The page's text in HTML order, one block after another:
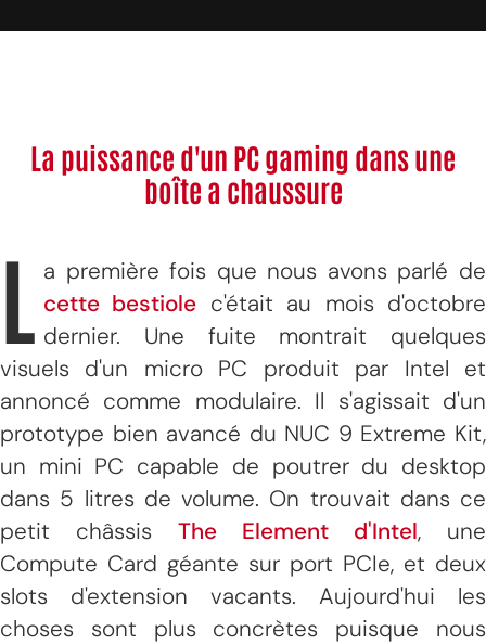
La puissance d'un PC gaming dans une
boîte a chaussure
L
a première fois que nous avons parlé de
cette bestiole c'était au mois d'octobre
dernier. Une fuite montrait quelques
visuels d'un micro PC produit par Intel et
annoncé comme modulaire. Il s'agissait d'un
prototype bien avancé du NUC 9 Extreme Kit,
un mini PC capable de poutrer du desktop
dans 5 litres de volume. On trouvait dans ce
petit châssis The Element d'Intel, une
Compute Card géante sur port PCIe, et deux
slots d'extension vacants. Aujourd'hui les
choses sont plus concrètes puisque nous